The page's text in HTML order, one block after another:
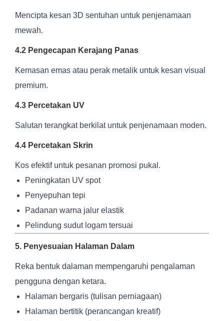
Mencipta kesan 3D sentuhan untuk penjenamaan
mewah.
4.2 Pengecapan Kerajang Panas
Kemasan emas atau perak metalik untuk kesan visual
premium.
4.3 Percetakan UV
Salutan terangkat berkilat untuk penjenamaan moden.
4.4 Percetakan Skrin
Kos efektif untuk pesanan promosi pukal.
Peningkatan UV spot
Penyepuhan tepi
Padanan warna jalur elastik
Pelindung sudut logam tersuai
5. Penyesuaian Halaman Dalam
Reka bentuk dalaman mempengaruhi pengalaman
pengguna dengan ketara.
Halaman bergaris (tulisan perniagaan)
Halaman bertitik (perancangan kreatif)